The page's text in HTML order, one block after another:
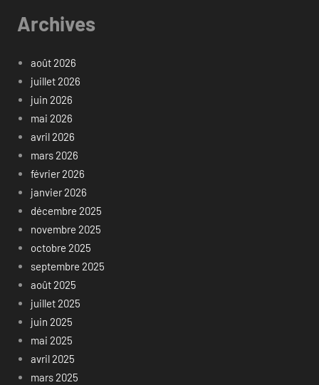
Archives
août 2026
juillet 2026
juin 2026
mai 2026
avril 2026
mars 2026
février 2026
janvier 2026
décembre 2025
novembre 2025
octobre 2025
septembre 2025
août 2025
juillet 2025
juin 2025
mai 2025
avril 2025
mars 2025